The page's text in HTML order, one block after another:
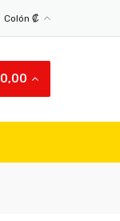
Colón ₡
0,00